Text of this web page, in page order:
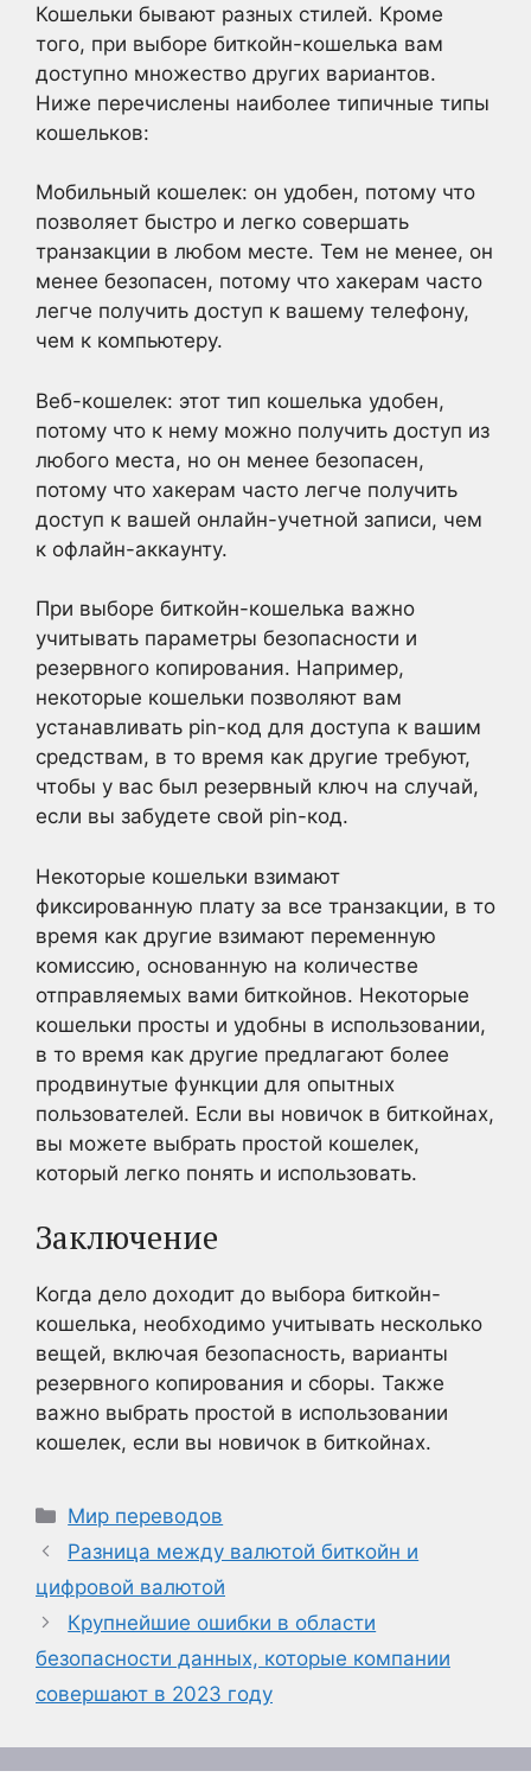
Кошельки бывают разных стилей. Кроме
того, при выборе биткойн-кошелька вам
доступно множество других вариантов.
Ниже перечислены наиболее типичные типы
кошельков:
Мобильный кошелек: он удобен, потому что
позволяет быстро и легко совершать
транзакции в любом месте. Тем не менее, он
менее безопасен, потому что хакерам часто
легче получить доступ к вашему телефону,
чем к компьютеру.
Веб-кошелек: этот тип кошелька удобен,
потому что к нему можно получить доступ из
любого места, но он менее безопасен,
потому что хакерам часто легче получить
доступ к вашей онлайн-учетной записи, чем
к офлайн-аккаунту.
При выборе биткойн-кошелька важно
учитывать параметры безопасности и
резервного копирования. Например,
некоторые кошельки позволяют вам
устанавливать pin-код для доступа к вашим
средствам, в то время как другие требуют,
чтобы у вас был резервный ключ на случай,
если вы забудете свой pin-код.
Некоторые кошельки взимают
фиксированную плату за все транзакции, в то
время как другие взимают переменную
комиссию, основанную на количестве
отправляемых вами биткойнов. Некоторые
кошельки просты и удобны в использовании,
в то время как другие предлагают более
продвинутые функции для опытных
пользователей. Если вы новичок в биткойнах,
вы можете выбрать простой кошелек,
который легко понять и использовать.
Заключение
Когда дело доходит до выбора биткойн-
кошелька, необходимо учитывать несколько
вещей, включая безопасность, варианты
резервного копирования и сборы. Также
важно выбрать простой в использовании
кошелек, если вы новичок в биткойнах.
Рубрики
Мир переводов
Разница между валютой биткойн и
цифровой валютой
Крупнейшие ошибки в области
безопасности данных, которые компании
совершают в 2023 году